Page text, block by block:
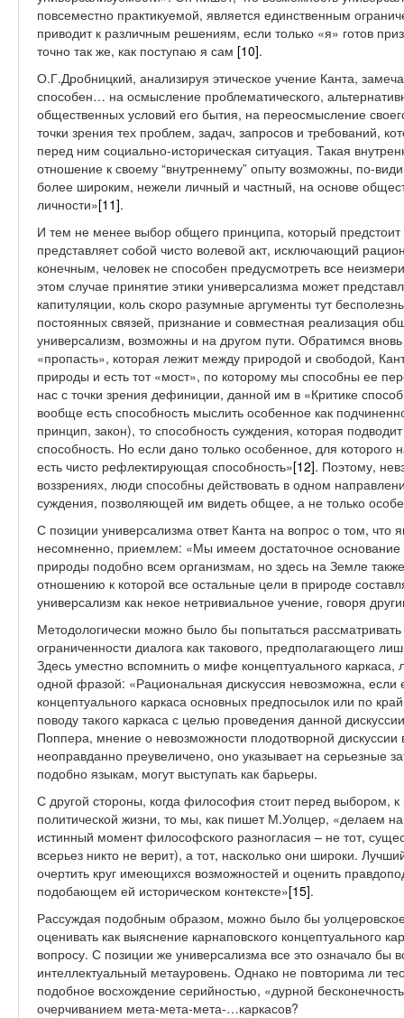
повсеместно практикуемой, является единственным
приводит к различным решениям, если только «я» готов
точно так же, как поступаю я сам [10].
О.Г.Дробницкий, анализируя этическое учение Канта,
способен… на осмысление проблематического,
общественных условий его бытия, на переосмысление
точки зрения тех проблем, задач, запросов и требований,
перед ним социально-историческая ситуация. Такая
отношение к своему “внутреннему” опыту возможны, по-
более широким, нежели личный и частный, на основе
личности»[11].
И тем не менее выбор общего принципа, который предстоит
представляет собой чисто волевой акт, исключающий
конечным, человек не способен предусмотреть все
этом случае принятие этики универсализма может
капитуляции, коль скоро разумные аргументы тут
постоянных связей, признание и совместная реализация
универсализм, возможны и на другом пути. Обратимся
«пропасть», которая лежит между природой и свободой,
природы и есть тот «мост», по которому мы способны ее
нас с точки зрения дефиниции, данной им в «Критике
вообще есть способность мыслить особенное как
принцип, закон), то способность суждения, которая
способность. Но если дано только особенное, для
есть чисто рефлектирующая способность»[12]. Поэтому,
воззрениях, люди способны действовать в одном
суждения, позволяющей им видеть общее, а не только
С позиции универсализма ответ Канта на вопрос о том,
несомненно, приемлем: «Мы имеем достаточное основание
природы подобно всем организмам, но здесь на Земле
отношению к которой все остальные цели в природе
универсализм как некое нетривиальное учение, говоря
Методологически можно было бы попытаться
ограниченности диалога как такового, предполагающего
Здесь уместно вспомнить о мифе концептуального
одной фразой: «Рациональная дискуссия невозможна, если
концептуального каркаса основных предпосылок или по
поводу такого каркаса с целью проведения данной
Поппера, мнение о невозможности плодотворной дискуссии
неоправданно преувеличено, оно указывает на серьезные
подобно языкам, могут выступать как барьеры.
С другой стороны, когда философия стоит перед выбором,
политической жизни, то мы, как пишет М.Уолцер, «делаем
истинный момент философского разногласия – не тот,
всерьез никто не верит), а тот, насколько они широки.
очертить круг имеющихся возможностей и оценить
подобающем ей историческом контексте»[15].
Рассуждая подобным образом, можно было бы
оценивать как выяснение карнаповского концептуального
вопросу. С позиции же универсализма все это означало бы
интеллектуальный метауровень. Однако не повторима ли
подобное восхождение серийностью, «дурной
очерчиванием мета-мета-мета-…каркасов?